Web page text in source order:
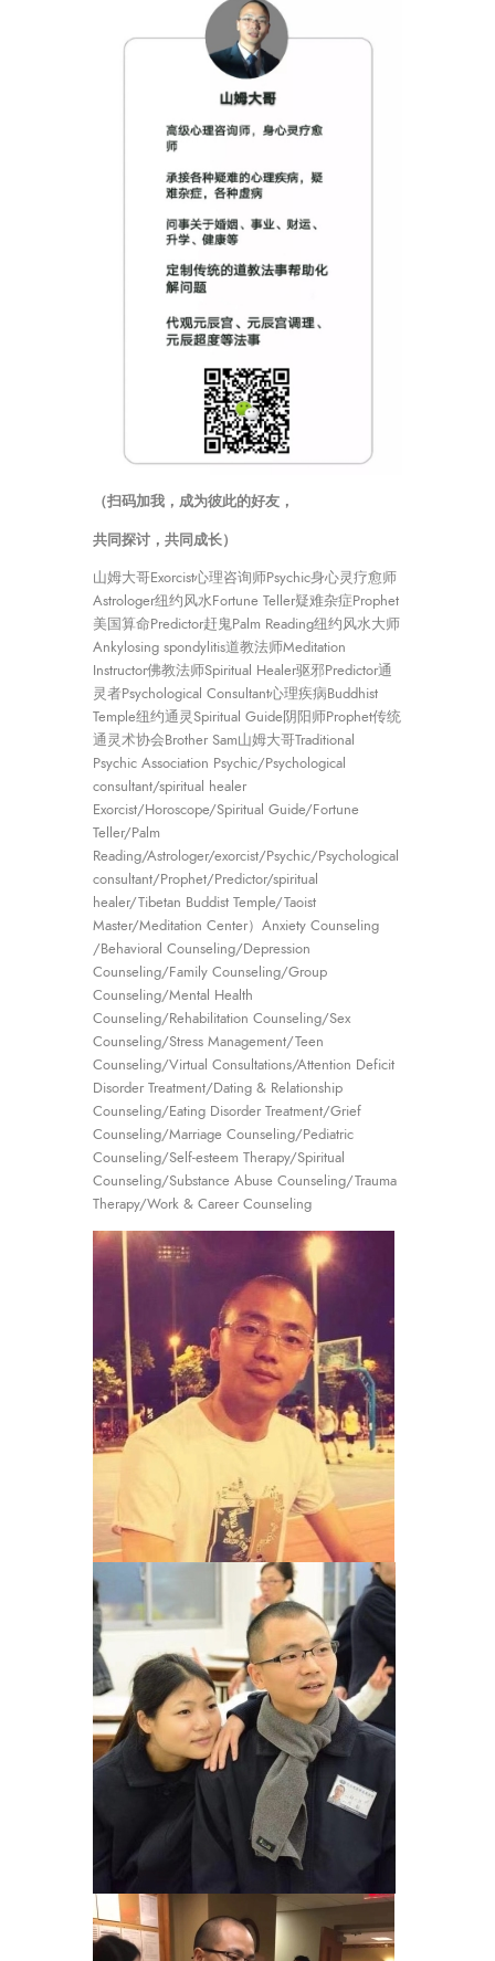
（扫码加我，成为彼此的好友，
共同探讨，共同成长）
山姆大哥Exorcist心理咨询师Psychic身心灵疗愈师
Astrologer纽约风水Fortune Teller疑难杂症Prophet
美国算命Predictor赶鬼Palm Reading纽约风水大师
Ankylosing spondylitis道教法师Meditation
Instructor佛教法师Spiritual Healer驱邪Predictor通
灵者Psychological Consultant心理疾病Buddhist
Temple纽约通灵Spiritual Guide阴阳师Prophet传统
通灵术协会Brother Sam山姆大哥Traditional
Psychic Association Psychic/Psychological
consultant/spiritual healer
Exorcist/Horoscope/Spiritual Guide/Fortune
Teller/Palm
Reading/Astrologer/exorcist/Psychic/Psychological
consultant/Prophet/Predictor/spiritual
healer/Tibetan Buddist Temple/Taoist
Master/Meditation Center）Anxiety Counseling
/Behavioral Counseling/Depression
Counseling/Family Counseling/Group
Counseling/Mental Health
Counseling/Rehabilitation Counseling/Sex
Counseling/Stress Management/Teen
Counseling/Virtual Consultations/Attention Deficit
Disorder Treatment/Dating & Relationship
Counseling/Eating Disorder Treatment/Grief
Counseling/Marriage Counseling/Pediatric
Counseling/Self-esteem Therapy/Spiritual
Counseling/Substance Abuse Counseling/Trauma
Therapy/Work & Career Counseling